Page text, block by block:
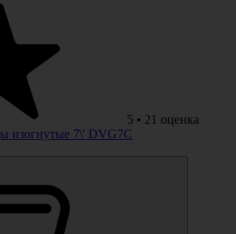
5 • 21 оценка
изогнутые 7\' DVG7C